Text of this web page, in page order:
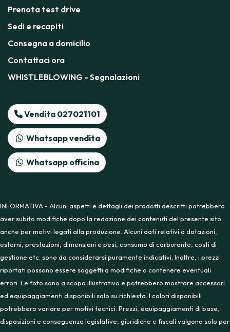
Prenota test drive
Sedi e recapiti
Consegna a domicilio
Contattaci ora
WHISTLEBLOWING - Segnalazioni
Vendita 027021101
Whatsapp vendita
Whatsapp officina
INFORMATIVA - Alcuni aspetti e dettagli dei prodotti descritti potrebbero
aver subito modifiche dopo la redazione dei contenuti del presente sito
anche per motivi legati alla produzione. Alcuni dati relativi a dotazioni,
esterni, prestazioni, dimensioni e pesi, consumo di carburante, costi di
gestione etc. sono da considerarsi puramente indicativi. Inoltre, i prezzi
riportati possono essere soggetti a modifiche o contenere eventuali
errori. Le foto sono a scopo illustrativo e potrebbero mostrare accessori
ed equipaggiamenti disponibili solo su richiesta. I colori disponibili
potrebbero variare per motivi tecnici. Prezzi, equipaggiamenti di base,
disposizioni e conseguenze legislative, giuridiche e fiscali valgono solo per